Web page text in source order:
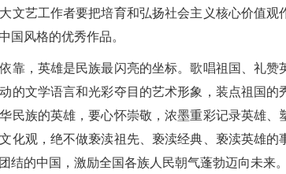
文艺工作者要把培育和弘扬社会主义核心价值
国风格的优秀作品。
，英雄是民族最闪亮的坐标。歌唱祖国、礼赞
的文学语言和光彩夺目的艺术形象，装点祖国
民族的英雄，要心怀崇敬，浓墨重彩记录英雄
化观，绝不做亵渎祖先、亵渎经典、亵渎英雄
结的中国，激励全国各族人民朝气蓬勃迈向未来。